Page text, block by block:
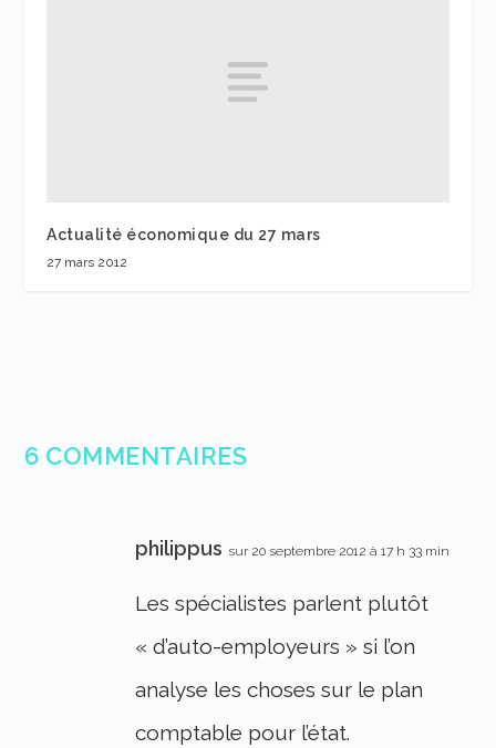
Actualité économique du 27 mars
27 mars 2012
6 COMMENTAIRES
philippus sur 20 septembre 2012 à 17 h 33 min
Les spécialistes parlent plutôt
« d’auto-employeurs » si l’on
analyse les choses sur le plan
comptable pour l’état.